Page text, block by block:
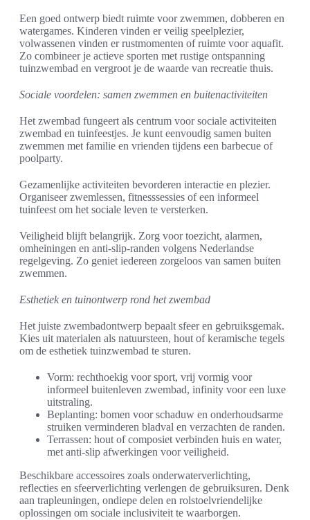
Een goed ontwerp biedt ruimte voor zwemmen, dobberen en
watergames. Kinderen vinden er veilig speelplezier,
volwassenen vinden er rustmomenten of ruimte voor aquafit.
Zo combineer je actieve sporten met rustige ontspanning
tuinzwembad en vergroot je de waarde van recreatie thuis.
Sociale voordelen: samen zwemmen en buitenactiviteiten
Het zwembad fungeert als centrum voor sociale activiteiten
zwembad en tuinfeestjes. Je kunt eenvoudig samen buiten
zwemmen met familie en vrienden tijdens een barbecue of
poolparty.
Gezamenlijke activiteiten bevorderen interactie en plezier.
Organiseer zwemlessen, fitnesssessies of een informeel
tuinfeest om het sociale leven te versterken.
Veiligheid blijft belangrijk. Zorg voor toezicht, alarmen,
omheiningen en anti-slip-randen volgens Nederlandse
regelgeving. Zo geniet iedereen zorgeloos van samen buiten
zwemmen.
Esthetiek en tuinontwerp rond het zwembad
Het juiste zwembadontwerp bepaalt sfeer en gebruiksgemak.
Kies uit materialen als natuursteen, hout of keramische tegels
om de esthetiek tuinzwembad te sturen.
Vorm: rechthoekig voor sport, vrij vormig voor
informeel buitenleven zwembad, infinity voor een luxe
uitstraling.
Beplanting: bomen voor schaduw en onderhoudsarme
struiken verminderen bladval en verzachten de randen.
Terrassen: hout of composiet verbinden huis en water,
met anti-slip afwerkingen voor veiligheid.
Beschikbare accessoires zoals onderwaterverlichting,
reflecties en sfeerverlichting verlengen de gebruiksuren. Denk
aan trapleuningen, ondiepe delen en rolstoelvriendelijke
oplossingen om sociale inclusiviteit te waarborgen.